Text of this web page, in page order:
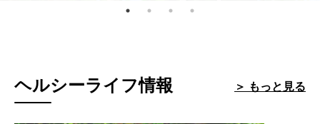
ヘルシーライフ情報 ＞ もっと見る